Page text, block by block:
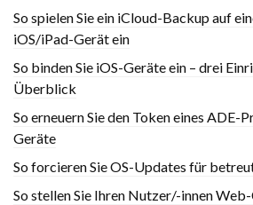
So spielen Sie ein iCloud-Backup auf
iOS/iPad-Gerät ein
So binden Sie iOS-Geräte ein – drei
Überblick
So erneuern Sie den Token eines ADE-
Geräte
So forcieren Sie OS-Updates für
So stellen Sie Ihren Nutzer/-innen